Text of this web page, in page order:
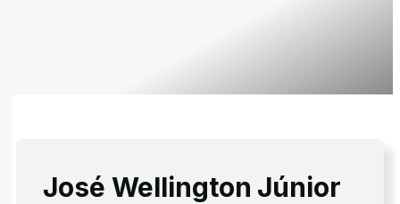
José Wellington Júnior